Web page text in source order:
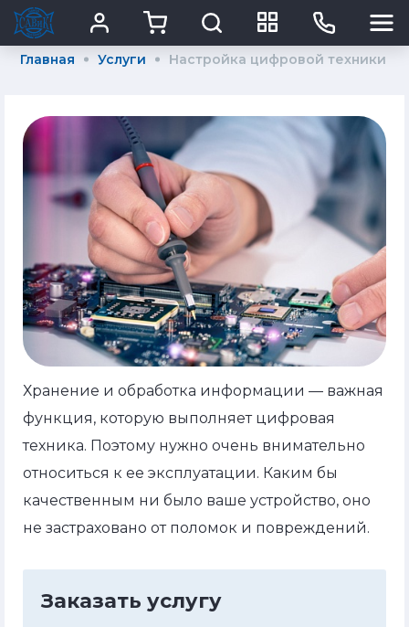
Главная Услуги Настройка цифровой техники
Хранение и обработка информации — важная
функция, которую выполняет цифровая
техника. Поэтому нужно очень внимательно
относиться к ее эксплуатации. Каким бы
качественным ни было ваше устройство, оно
не застраховано от поломок и повреждений.
Заказать услугу